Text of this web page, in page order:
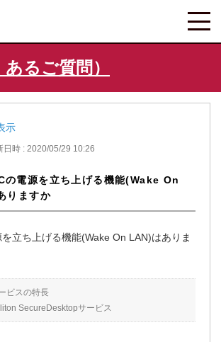
るご質問）
示
日時 : 2020/05/29 10:26
の電源を立ち上げる機能(Wake On
りますか
立ち上げる機能(Wake On LAN)はありま
ビスの特長
SecureDesktopサービス